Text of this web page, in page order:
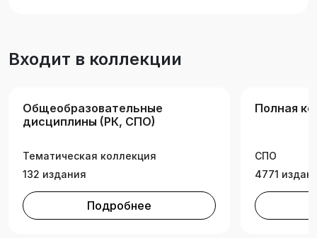
Входит в коллекции
Общеобразовательные
дисциплины (РК, СПО)
Тематическая коллекция
132 издания
Подробнее
Полная
СПО
4771